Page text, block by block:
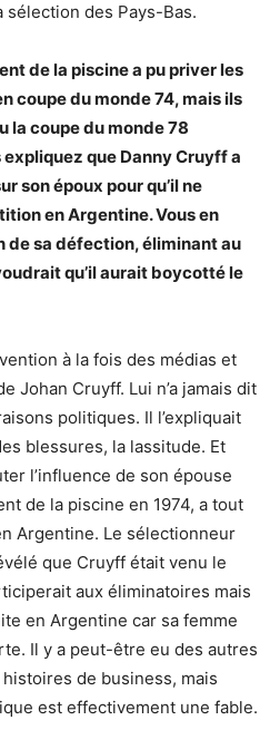
des Pays-Bas.
de la piscine a pu priver les
coupe du monde 74, mais ils
la coupe du monde 78
que Danny Cruyff a
son époux pour qu’il ne
en Argentine. Vous en
de sa défection, éliminant au
qu’il aurait boycotté le
à la fois des médias et
Johan Cruyff. Lui n’a jamais dit
politiques. Il l’expliquait
blessures, la lassitude. Et
l’influence de son épouse
de la piscine en 1974, a tout
Argentine. Le sélectionneur
que Cruyff était venu le
aux éliminatoires mais
en Argentine car sa femme
Il y a peut-être eu des autres
de business, mais
est effectivement une fable.